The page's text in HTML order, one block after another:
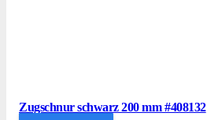
Zugschnur schwarz 200 mm #408132